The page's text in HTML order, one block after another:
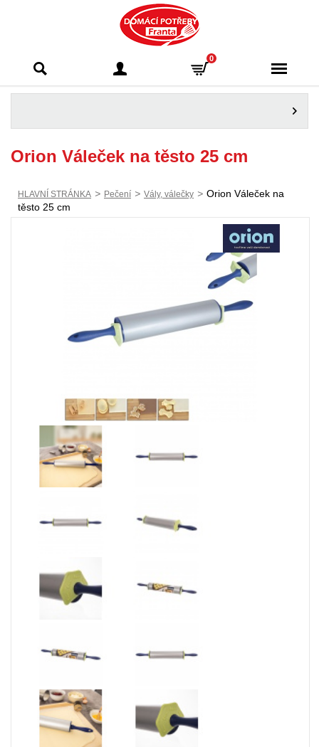
Franta - Příbram
0
Orion Váleček na těsto 25 cm
HLAVNÍ STRÁNKA > Pečení > Vály, válečky > Orion Váleček na
těsto 25 cm